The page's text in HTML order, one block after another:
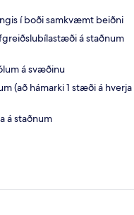
í boði samkvæmt beiðni
á staðnum
á svæðinu
(að hámarki 1 stæði á hverja
á staðnum